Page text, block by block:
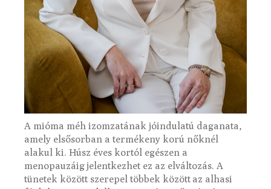
A mióma méh izomzatának jóindulatú daganata,
amely elsősorban a termékeny korú nőknél
alakul ki. Húsz éves kortól egészen a
menopauzáig jelentkezhet ez az elváltozás. A
tünetek között szerepel többek között az alhasi